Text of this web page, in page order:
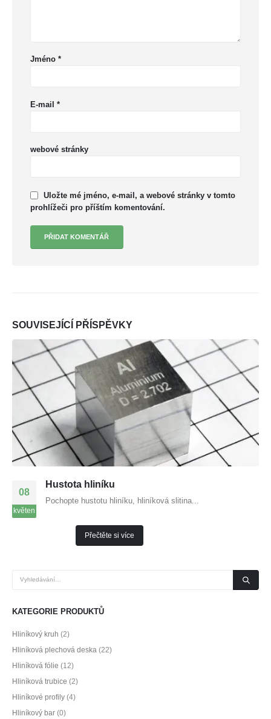
Jméno *
E-mail *
webové stránky
Uložte mé jméno, e-mail, a webové stránky v tomto
prohlížeči pro příštím komentování.
SOUVISEJÍCÍ PŘÍSPĚVKY
08
květen
Hustota hliníku
Pochopte hustotu hliníku, hliníková slitina...
Přečtěte si více
KATEGORIE PRODUKTŮ
Hliníkový kruh (2)
Hliníková plechová deska (22)
Hliníková fólie (12)
Hliníková trubice (2)
Hliníkové profily (4)
Hliníkový bar (0)